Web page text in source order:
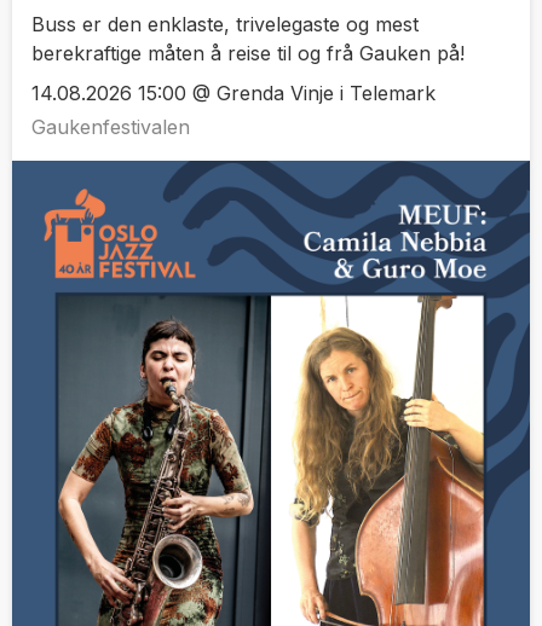
Buss er den enklaste, trivelegaste og mest
berekraftige måten å reise til og frå Gauken på!
14.08.2026 15:00 @ Grenda Vinje i Telemark
Gaukenfestivalen